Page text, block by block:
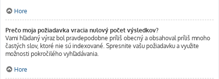
Hore
Prečo moja požiadavka vracia nulový počet výsledkov?
Vami hľadaný výraz bol pravdepodobne príliš obecný a obsahoval príliš mnoho
častých slov, ktoré nie sú indexované. Spresnite vašu požiadavku a využite
možnosti pokročilého vyhľadávania.
Hore